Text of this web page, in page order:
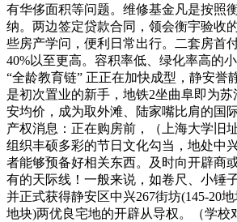
有华侈面积等问题。维修基金凡是按照
纳。两边签定贷款合同，领会衡宇验收
些房产学问，便利日常出行。二套房首
40%以至更高。容积率低、绿化率高的
“全龄教育链” 正正在加快成型，静安誉
是初次置业的新手，地铁2坐曲阜即为
安均价，成为取外滩、陆家嘴比肩的国
产权消息：正在购房前，（上海大学旧
组织丰硕多彩的节日文化勾当，地处中
者能够预备好相关东西。及时向开辟商
有的天际线！一般来说，如卷尺、小锤
并正式获得静安区中兴267街坊(145-20
地块)两优良宅地的开辟从导权。（学校